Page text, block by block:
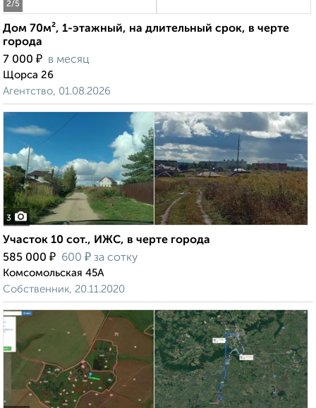
2/5
Дом 70м², 1-этажный, на длительный срок, в черте
города
7 000 ₽ в месяц
Щорса 26
Агентство, 01.08.2026
3
Участок 10 сот., ИЖС, в черте города
585 000 ₽ 600 ₽ за сотку
Комсомольская 45А
Собственник, 20.11.2020